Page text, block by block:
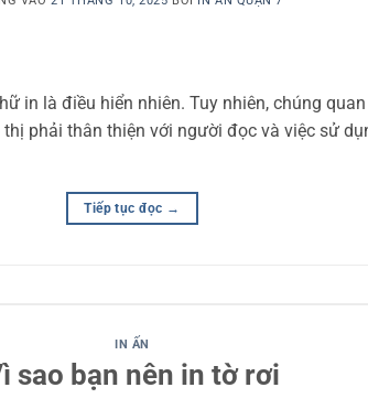
in là điều hiển nhiên. Tuy nhiên, chúng
phải thân thiện với người đọc và việc sử
Tiếp tục đọc →
IN ẤN
sao bạn nên in tờ rơi